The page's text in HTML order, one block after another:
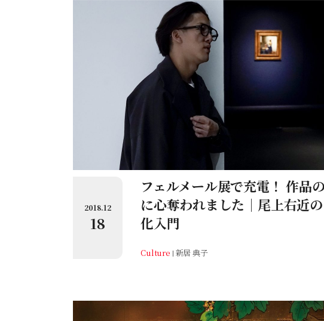
2018.12
18
フェルメール展で充電！ 作品
に心奪われました｜尾上右近
化入門
Culture 新居 典子